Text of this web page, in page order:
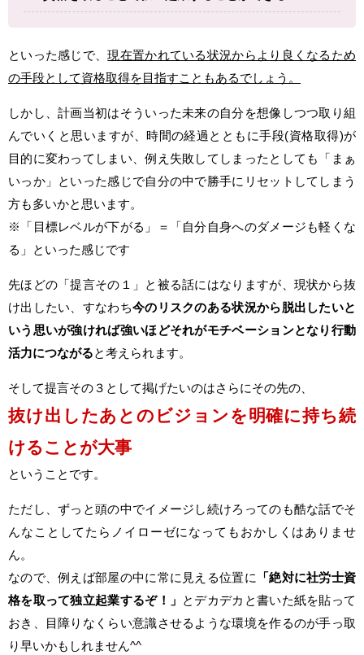
といった感じで、現在置かれている状況からより良くなるため
の手段として資格取得を目指すこともあるでしょう。
しかし、計画当初はそういった未来の自分を想像しつつ取り組
んでいくと思いますが、時間の経過とともに手段(資格取得)が
目的に変わってしまい、例え失敗してしまったとしても「まぁ
いっか」といった感じで自分の中で勝手にリセットしてしまう
方も多いかと思います。
※「目標レベルが下がる」＝「自分自身へのダメージも軽くな
る」といった感じです
先ほどの「提言その１」と被る話にはなりますが、現状から抜
け出したい、すなわち今のリスクのある状況から脱出したいと
いう思いが強ければ強いほどそれがモチベーションとなり行動
活力につながると考えられます。
そして提言その３として掲げたいのはさらにその先の、
抜け出したあとのビジョンを明確に持ち続
けることが大事
ということです。
ただし、ずっと頭の中でイメージし続けろってのも酷な話でそ
んなことしてたらノイローゼになってもおかしくはありませ
ん。
なので、例えば部屋の中に常に見える位置に
「絶対に社労士資
格を取って独立起業するぞ！」 とデカデカと書いた紙を貼って
おき、目障りなくらい意識させるような環境を作るのが手っ取
り早いかもしれません^^